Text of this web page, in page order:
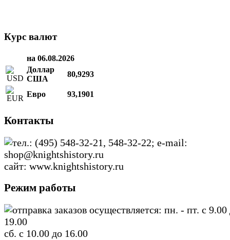
Курс валют
на 06.08.2026
Доллар
США
80,9293
Евро 93,1901
Контакты
тел.: (495) 548-32-21, 548-32-22; e-mail:
shop@knightshistory.ru
сайт: www.knightshistory.ru
Режим работы
отправка заказов осуществляется: пн. - пт. с 9.00
19.00
сб. с 10.00 до 16.00